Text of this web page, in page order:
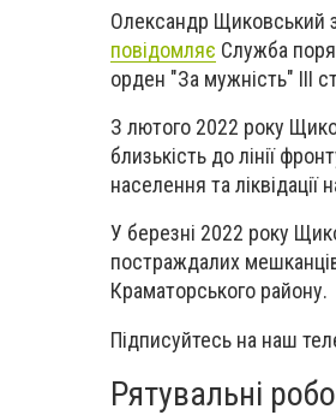
Олександр Щиковський
повідомляє Служба
орден "За мужність" III
З лютого 2022 року
близькість до лінії
населення та ліквідації
У березні 2022 року
постраждалих
Краматорського району.
Підписуйтесь на наш
Рятувальні